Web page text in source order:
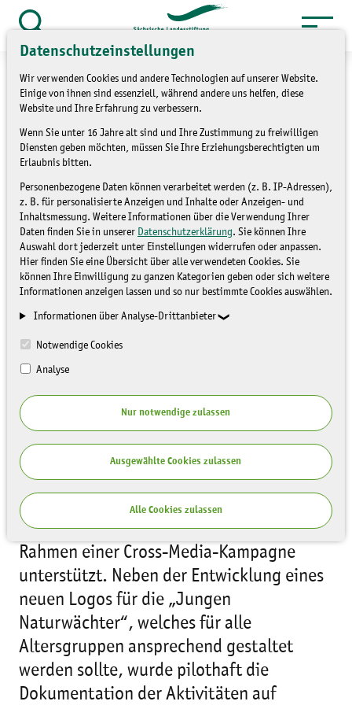
Datenschutzeinstellungen
Wir verwenden Cookies und andere Technologien auf unserer Website.
Einige von ihnen sind essenziell, während andere uns helfen, diese
Website und Ihre Erfahrung zu verbessern.
Wenn Sie unter 16 Jahre alt sind und Ihre Zustimmung zu freiwilligen
Diensten geben möchten, müssen Sie Ihre Erziehungsberechtigten um
Erlaubnis bitten.
Personenbezogene Daten können verarbeitet werden (z. B. IP-Adressen),
z. B. für personalisierte Anzeigen und Inhalte oder Anzeigen- und
Inhaltsmessung. Weitere Informationen über die Verwendung Ihrer
Daten finden Sie in unserer Datenschutzerklärung. Sie können Ihre
Auswahl dort jederzeit unter Einstellungen widerrufen oder anpassen.
Hier finden Sie eine Übersicht über alle verwendeten Cookies. Sie
können Ihre Einwilligung zu ganzen Kategorien geben oder sich weitere
Informationen anzeigen lassen und so nur bestimmte Cookies auswählen.
Informationen über Analyse-Drittanbieter
Notwendige Cookies
Analyse
Nur notwendige zulassen
Ausgewählte Cookies zulassen
Alle Cookies zulassen
Zum
Inhalt
springen
öffnen
Themen » Umweltbildung
Die Jungen Naturwächter
sind online!
UMWELTBILDUNG
Das Programm “Junge Naturwächter
Sachsen“ wird seit März 2019 von
Studenten der Hochschule Mittweida im
Rahmen einer Cross-Media-Kampagne
unterstützt. Neben der Entwicklung eines
neuen Logos für die „Jungen
Naturwächter“, welches für alle
Altersgruppen ansprechend gestaltet
werden sollte, wurde pilothaft die
Dokumentation der Aktivitäten auf